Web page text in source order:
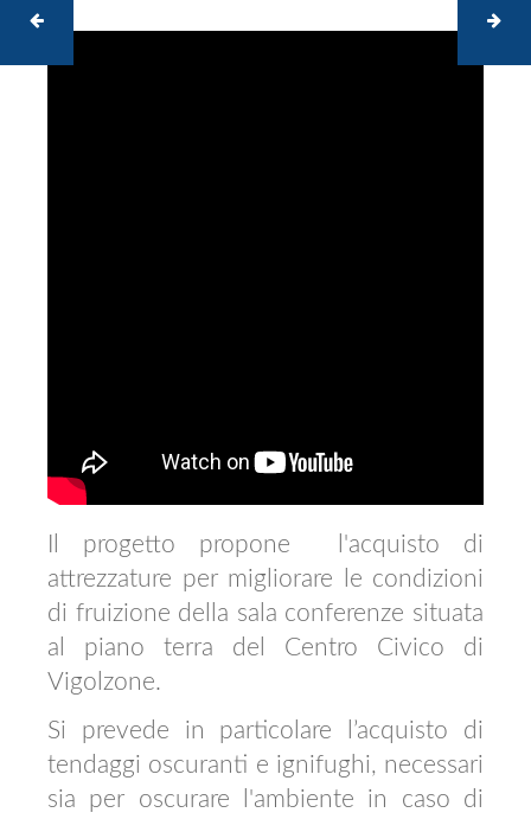
Il progetto propone
l'acquisto di
attrezzature per migliorare le condizioni
di fruizione della sala conferenze situata
al piano terra del Centro Civico di
Vigolzone.
Si prevede in particolare l’acquisto di
tendaggi oscuranti e ignifughi, necessari
sia per oscurare l'ambiente in caso di